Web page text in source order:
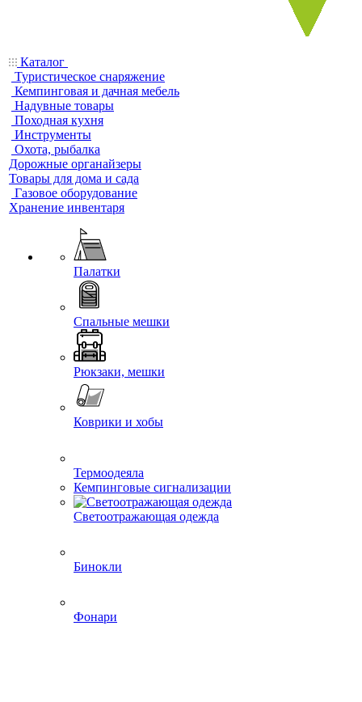
Каталог
Туристическое снаряжение
Кемпинговая и дачная мебель
Надувные товары
Походная кухня
Инструменты
Охота, рыбалка
Дорожные органайзеры
Товары для дома и сада
Газовое оборудование
Хранение инвентаря
Палатки
Спальные мешки
Рюкзаки, мешки
Коврики и хобы
Термоодеяла
Кемпинговые сигнализации
Светоотражающая одежда
Бинокли
Фонари